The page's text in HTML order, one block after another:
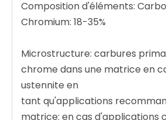
Composition d'éléments:
Chromium: 18-35%
Microstructure: carbures
chrome dans une matrice en
ustennite en
tant qu'applications
matrice: en cas d'applications